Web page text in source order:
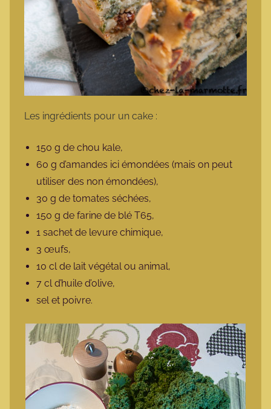
Les ingrédients pour un cake :
150 g de chou kale,
60 g d’amandes ici émondées (mais on peut
utiliser des non émondées),
30 g de tomates séchées,
150 g de farine de blé T65,
1 sachet de levure chimique,
3 œufs,
10 cl de lait végétal ou animal,
7 cl d’huile d’olive,
sel et poivre.